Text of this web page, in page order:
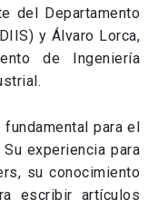
del Departamento
y Álvaro Lorca,
de Ingeniería
para el
experiencia para
su conocimiento
escribir artículos